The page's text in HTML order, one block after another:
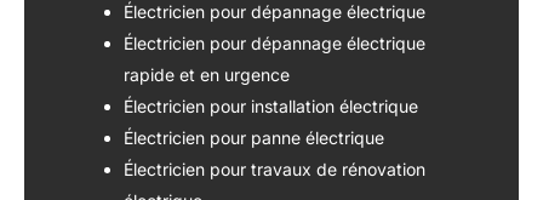
Électricien pour dépannage électrique
Électricien pour dépannage électrique
rapide et en urgence
Électricien pour installation électrique
Électricien pour panne électrique
Électricien pour travaux de rénovation